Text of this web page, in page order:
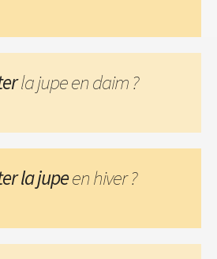
la jupe en daim ?
la jupeen hiver ?